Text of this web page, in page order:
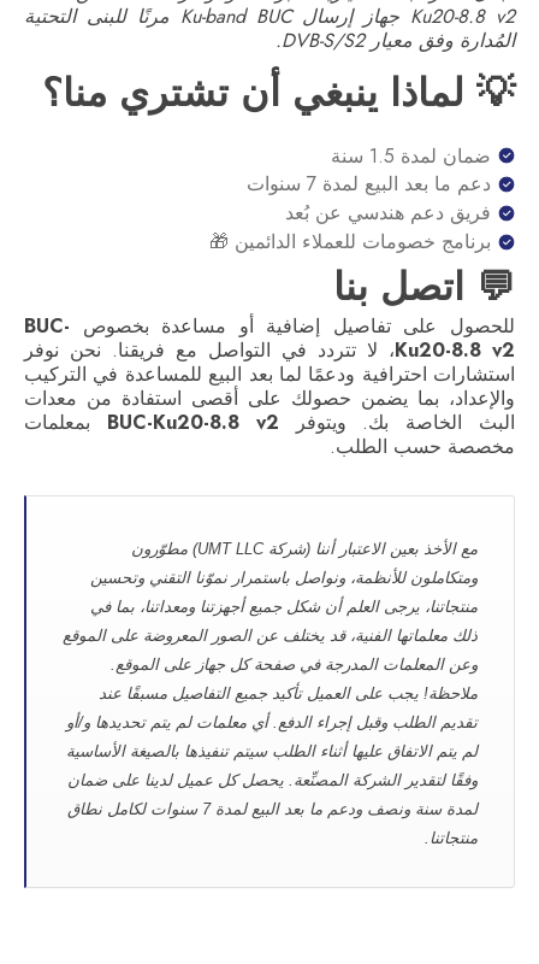
Ku20-8.8 v2 جهاز إرسال Ku-band BUC مرنًا للبنى التحتية
المُدارة وفق معيار DVB-S/S2.
💡 لماذا ينبغي أن تشتري منا؟
ضمان لمدة 1.5 سنة
دعم ما بعد البيع لمدة 7 سنوات
فريق دعم هندسي عن بُعد
برنامج خصومات للعملاء الدائمين 🎁
💬 اتصل بنا
للحصول على تفاصيل إضافية أو مساعدة بخصوص BUC-
Ku20-8.8 v2، لا تتردد في التواصل مع فريقنا. نحن نوفر
استشارات احترافية ودعمًا لما بعد البيع للمساعدة في التركيب
والإعداد، بما يضمن حصولك على أقصى استفادة من معدات
البث الخاصة بك. ويتوفر BUC-Ku20-8.8 v2 بمعلمات
مخصصة حسب الطلب.
مع الأخذ بعين الاعتبار أننا (شركة UMT LLC) مطوّرون
ومتكاملون للأنظمة، ونواصل باستمرار نموّنا التقني وتحسين
منتجاتنا، يرجى العلم أن شكل جميع أجهزتنا ومعداتنا، بما في
ذلك معلماتها الفنية، قد يختلف عن الصور المعروضة على الموقع
وعن المعلمات المدرجة في صفحة كل جهاز على الموقع.
ملاحظة! يجب على العميل تأكيد جميع التفاصيل مسبقًا عند
تقديم الطلب وقبل إجراء الدفع. أي معلمات لم يتم تحديدها و/أو
لم يتم الاتفاق عليها أثناء الطلب سيتم تنفيذها بالصيغة الأساسية
وفقًا لتقدير الشركة المصنِّعة. يحصل كل عميل لدينا على ضمان
لمدة سنة ونصف ودعم ما بعد البيع لمدة 7 سنوات لكامل نطاق
منتجاتنا.